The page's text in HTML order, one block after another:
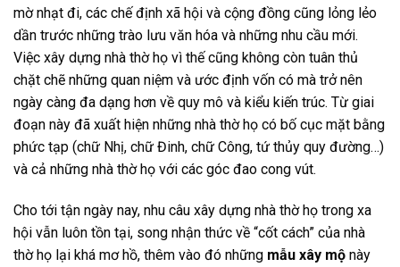
mờ nhạt đi, các chế định xã hội và cộng đồng cũng lỏng lẻo
dần trước những trào lưu văn hóa và những nhu cầu mới.
Việc xây dựng nhà thờ họ vì thế cũng không còn tuân thủ
chặt chẽ những quan niệm và ước định vốn có mà trở nên
ngày càng đa dạng hơn về quy mô và kiểu kiến trúc. Từ giai
đoạn này đã xuất hiện những nhà thờ họ có bố cục mặt bằng
phức tạp (chữ Nhị, chữ Đinh, chữ Công, tứ thủy quy đường…)
và cả những nhà thờ họ với các góc đao cong vút.
Cho tới tận ngày nay, nhu câu xây dựng nhà thờ họ trong xa
hội vẫn luôn tồn tại, song nhận thức về “cốt cách” của nhà
thờ họ lại khá mơ hồ, thêm vào đó những mẫu xây mộ này